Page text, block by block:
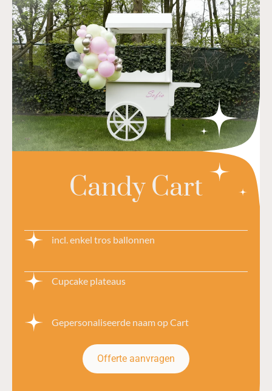
Candy Cart
incl. enkel tros ballonnen
Cupcake plateaus
Gepersonaliseerde naam op Cart
Offerte aanvragen